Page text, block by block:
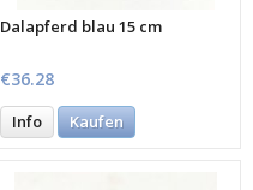
Dalapferd blau 15 cm
€36.28
Info Kaufen